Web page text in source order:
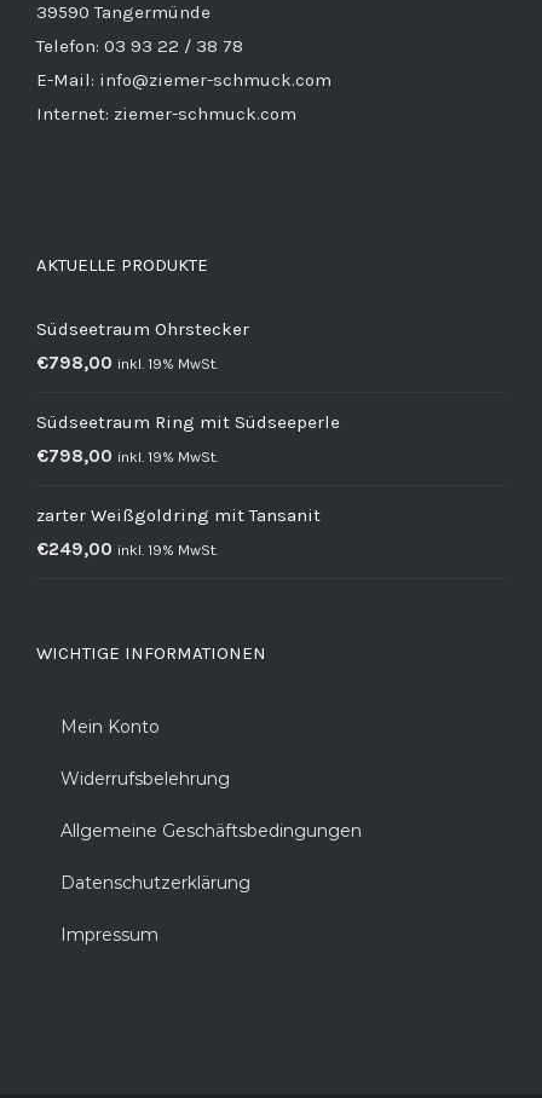
39590 Tangermünde
Telefon: 03 93 22 / 38 78
E-Mail: info@ziemer-schmuck.com
Internet: ziemer-schmuck.com
AKTUELLE PRODUKTE
Südseetraum Ohrstecker
€798,00 inkl. 19% MwSt.
Südseetraum Ring mit Südseeperle
€798,00 inkl. 19% MwSt.
zarter Weißgoldring mit Tansanit
€249,00 inkl. 19% MwSt.
WICHTIGE INFORMATIONEN
Mein Konto
Widerrufsbelehrung
Allgemeine Geschäftsbedingungen
Datenschutzerklärung
Impressum